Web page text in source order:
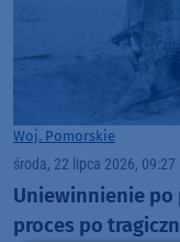
Woj. Pomorskie
środa, 22 lipca 2026, 09:27
Uniewinnienie po
proces po